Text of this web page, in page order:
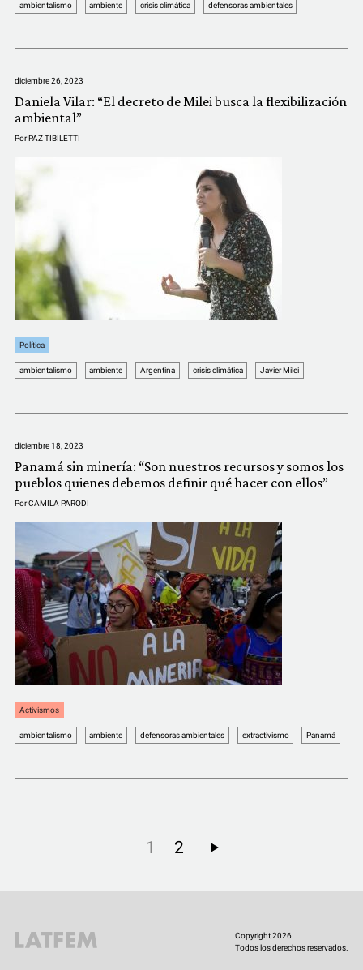
ambientalismo ambiente crisis climática defensoras ambientales
diciembre 26, 2023
Daniela Vilar: “El decreto de Milei busca la flexibilización
ambiental”
PorPAZ TIBILETTI
Política
ambientalismo ambiente Argentina crisis climática Javier Milei
diciembre 18, 2023
Panamá sin minería: “Son nuestros recursos y somos los
pueblos quienes debemos definir qué hacer con ellos”
PorCAMILA PARODI
Activismos
ambientalismo ambiente defensoras ambientales extractivismo Panamá
1 2
Copyright 2026.
Todos los derechos reservados.